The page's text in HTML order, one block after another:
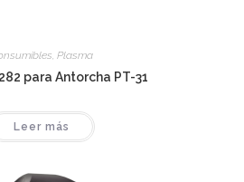
, Plasma
para Antorcha PT-31
Leer más